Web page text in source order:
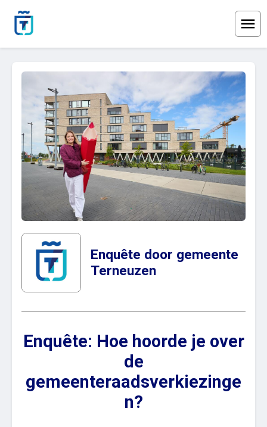
Enquête door gemeente
Terneuzen
Enquête: Hoe hoorde je over
de
gemeenteraadsverkiezinge
n?